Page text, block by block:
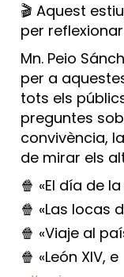
🎬 Aquest
per
Mn. Peio
per a
tots els
preguntes
convivència,
de mirar els
🍿 «El día de
🍿 «Las locas
🍿 «Viaje al
🍿 «León XIV, e